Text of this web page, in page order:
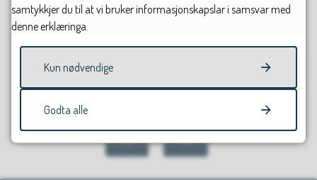
Fann du det du leitte etter?
samtykkjer du til at vi bruker informasjonskapslar i samsvar med
denne erklæringa.
Kun nødvendige
Godta alle